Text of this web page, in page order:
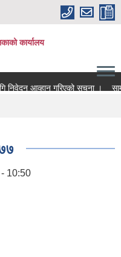
कार्यालय
निवेदन आव्हान गरिएको सूचना ।
10:50